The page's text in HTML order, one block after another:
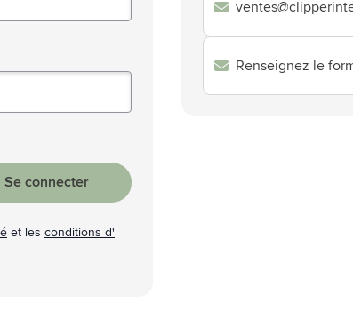
Technologie & gadgets
Outdoor & Loisirs
Outils & Déplacements
Se connecter
et les conditions d'
Renseignez le